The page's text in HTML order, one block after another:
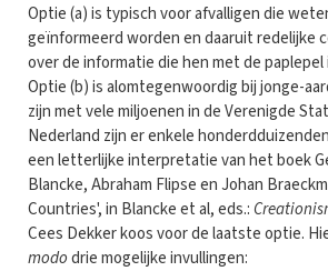
Optie (a) is typisch voor afvalligen die
geïnformeerd worden en daaruit redelijke
over de informatie die hen met de paplepel
Optie (b) is alomtegenwoordig bij jonge-
zijn met vele miljoenen in de Verenigde
Nederland zijn er enkele
een letterlijke interpretatie van het boek
Blancke, Abraham Flipse en Johan
Countries', in Blancke et al, eds.:
Cees Dekker koos voor de laatste optie.
mododrie mogelijke invullingen: